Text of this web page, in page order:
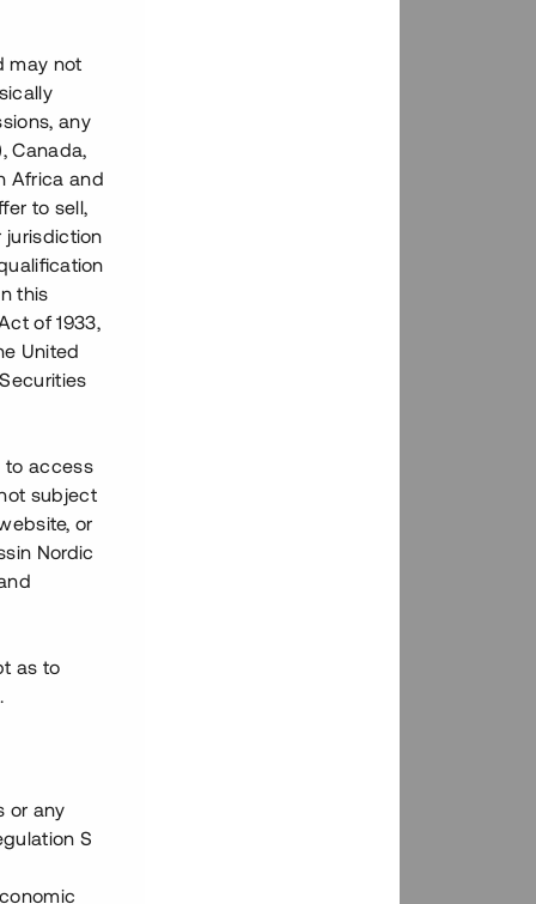
may not
any
Canada,
Africa and
to sell,
jurisdiction
this
of 1933,
United
to access
subject
or
Nordic
as to
or any
S